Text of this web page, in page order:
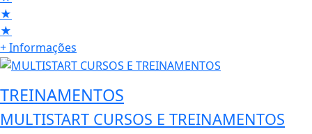
★
★
+ Informações
TREINAMENTOS
MULTISTART CURSOS E TREINAMENTOS